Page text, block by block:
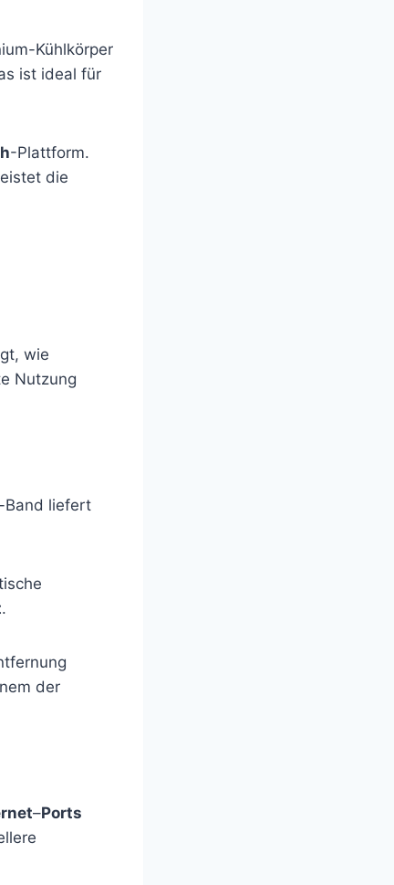
Kühlkörper
ist ideal für
-Plattform.
die
wie
Nutzung
Band liefert
.
der
–Ports